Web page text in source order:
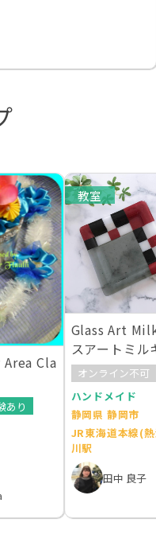
Cla
あり
教室
Glass Art
スアートミル
オンライン不可
ハンドメイド
静岡県 静岡市
JR東海道本線(
川駅
田中 良子